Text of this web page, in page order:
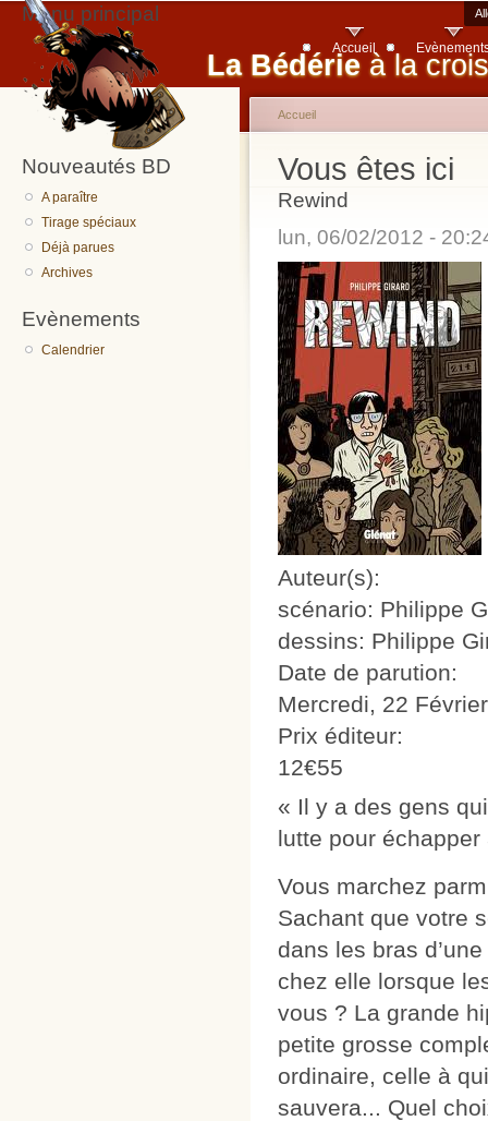
La Bédérie à la
Menu principal
Accueil
Nouveautés BD
A paraître
Tirage spéciaux
Déjà parues
Archives
Evènements
Calendrier
Vous êtes ici
Accueil
Rewind
lun, 06/02/2012 -
Auteur(s):
scénario: Philippe
dessins: Philippe
Date de parution:
Mercredi, 22
Prix éditeur:
12€55
« Il y a des gens
lutte pour
Vous marchez
Sachant que votre
dans les bras
chez elle lorsque
vous ? La grande
petite grosse
ordinaire, celle à
sauvera... Quel